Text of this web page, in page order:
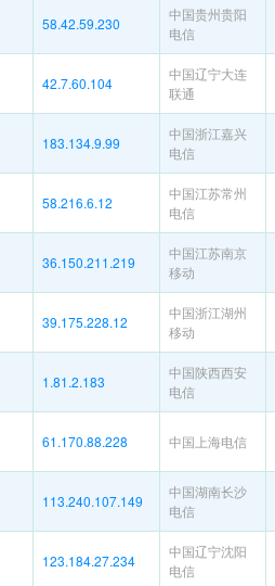
58.42.59.230
中国贵州贵阳
电信
42.7.60.104
中国辽宁大连
联通
183.134.9.99
中国浙江嘉兴
电信
58.216.6.12
中国江苏常州
电信
36.150.211.219
中国江苏南京
移动
39.175.228.12
中国浙江湖州
移动
1.81.2.183
中国陕西西安
电信
61.170.88.228 中国上海电信
113.240.107.149
中国湖南长沙
电信
123.184.27.234
中国辽宁沈阳
电信